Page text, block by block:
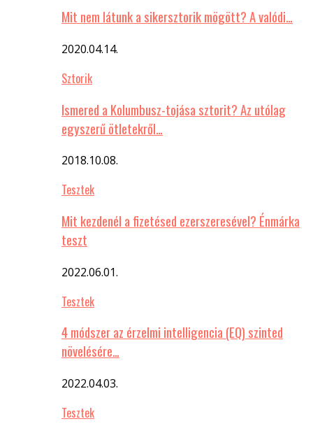
Mit nem látunk a sikersztorik mögött? A valódi…
2020.04.14.
Sztorik
Ismered a Kolumbusz-tojása sztorit? Az utólag
egyszerű ötletekről…
2018.10.08.
Tesztek
Mit kezdenél a fizetésed ezerszeresével? Énmárka
teszt
2022.06.01.
Tesztek
4 módszer az érzelmi intelligencia (EQ) szinted
növelésére…
2022.04.03.
Tesztek